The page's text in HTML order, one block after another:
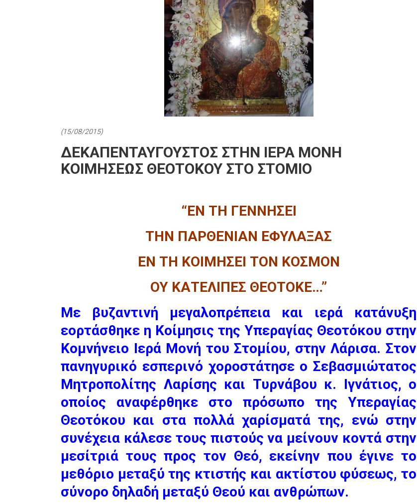
(15/08/2015)
ΔΕΚΑΠΕΝΤΑΥΓΟΥΣΤΟΣ ΣΤΗΝ ΙΕΡΑ ΜΟΝΗ
ΚΟΙΜΗΣΕΩΣ ΘΕΟΤΟΚΟΥ ΣΤΟ ΣΤΟΜΙΟ
“ΕΝ ΤΗ ΓΕΝΝΗΣΕΙ
ΤΗΝ ΠΑΡΘΕΝΙΑΝ ΕΦΥΛΑΞΑΣ
ΕΝ ΤΗ ΚΟΙΜΗΣΕΙ ΤΟΝ ΚΟΣΜΟΝ
ΟΥ ΚΑΤΕΛΙΠΕΣ ΘΕΟΤΟΚΕ…”
Με βυζαντινή μεγαλοπρέπεια και ιερά κατάνυξη
εορτάσθηκε η Κοίμησις της Υπεραγίας Θεοτόκου στην
Κομνήνειο Ιερά Μονή του Στομίου, στην Λάρισα. Στον
πανηγυρικό εσπερινό χοροστάτησε ο Σεβασμιώτατος
Μητροπολίτης Λαρίσης και Τυρνάβου κ. Ιγνάτιος, ο
οποίος αναφέρθηκε στο πρόσωπο της Υπεραγίας
Θεοτόκου και στα πολλά χαρίσματά της, ενώ στην
συνέχεια κάλεσε τους πιστούς να μείνουν κοντά στην
μεσίτριά τους προς τον Θεό, εκείνην που έγινε το
μεθόριο μεταξύ της κτιστής και ακτίστου φύσεως, το
σύνορο δηλαδή μεταξύ Θεού και ανθρώπων.